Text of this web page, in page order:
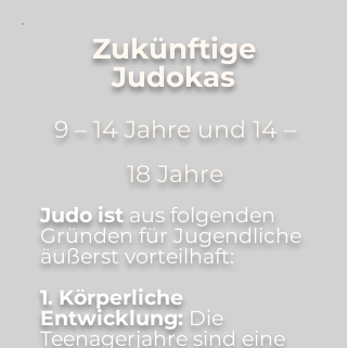
Zukünftige
Judokas
9 – 14 Jahre und 14 –
18 Jahre
Judo ist aus folgenden
Gründen für Jugendliche
äußerst vorteilhaft:
1. Körperliche
Entwicklung: Die
Teenagerjahre sind eine